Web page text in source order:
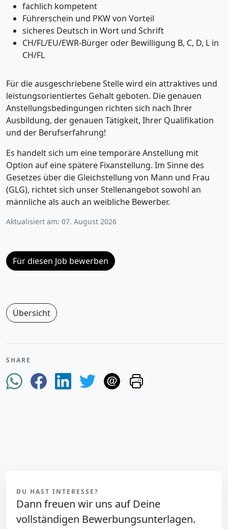
SHARE
fachlich kompetent
Führerschein und PKW von Vorteil
sicheres Deutsch in Wort und Schrift
CH/FL/EU/EWR-Bürger oder Bewilligung B, C, D, L in
CH/FL
Für die ausgeschriebene Stelle wird ein attraktives und
leistungsorientiertes Gehalt geboten. Die genauen
Anstellungsbedingungen richten sich nach Ihrer
Ausbildung, der genauen Tätigkeit, Ihrer Qualifikation
und der Berufserfahrung!
Es handelt sich um eine temporäre Anstellung mit
Option auf eine spätere Fixanstellung. Im Sinne des
Gesetzes über die Gleichstellung von Mann und Frau
(GLG), richtet sich unser Stellenangebot sowohl an
männliche als auch an weibliche Bewerber.
Aktualisiert am: 07. August 2026
Für diesen Job bewerben
Übersicht
DU HAST INTERESSE?
Dann freuen wir uns auf Deine
vollständigen Bewerbungsunterlagen.